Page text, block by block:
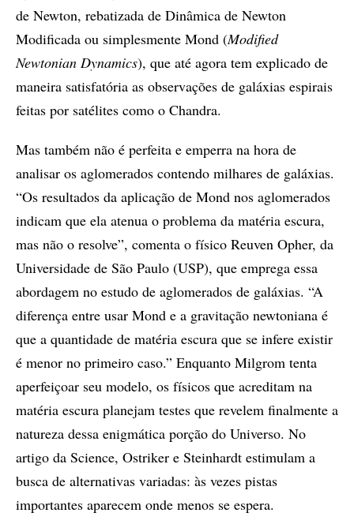
de Newton, rebatizada de Dinâmica de Newton
Modificada ou simplesmente Mond (Modified
Newtonian Dynamics), que até agora tem explicado de
maneira satisfatória as observações de galáxias espirais
feitas por satélites como o Chandra.
Mas também não é perfeita e emperra na hora de
analisar os aglomerados contendo milhares de galáxias.
“Os resultados da aplicação de Mond nos aglomerados
indicam que ela atenua o problema da matéria escura,
mas não o resolve”, comenta o físico Reuven Opher, da
Universidade de São Paulo (USP), que emprega essa
abordagem no estudo de aglomerados de galáxias. “A
diferença entre usar Mond e a gravitação newtoniana é
que a quantidade de matéria escura que se infere existir
é menor no primeiro caso.” Enquanto Milgrom tenta
aperfeiçoar seu modelo, os físicos que acreditam na
matéria escura planejam testes que revelem finalmente a
natureza dessa enigmática porção do Universo. No
artigo da Science, Ostriker e Steinhardt estimulam a
busca de alternativas variadas: às vezes pistas
importantes aparecem onde menos se espera.